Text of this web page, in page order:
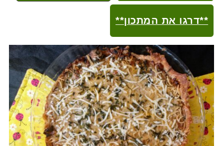
**דרגו את המתכון**